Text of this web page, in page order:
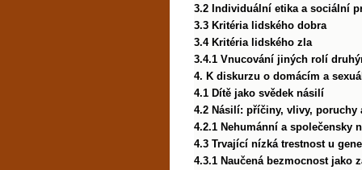
3.2 Individuální etika a sociální
3.3 Kritéria lidského dobra
3.4 Kritéria lidského zla
3.4.1 Vnucování jiných rolí
4. K diskurzu o domácím a
4.1 Dítě jako svědek násilí
4.2 Násilí: příčiny, vlivy, poruchy
4.2.1 Nehumánní a společensky
4.3 Trvající nízká trestnost u
4.3.1 Naučená bezmocnost jako